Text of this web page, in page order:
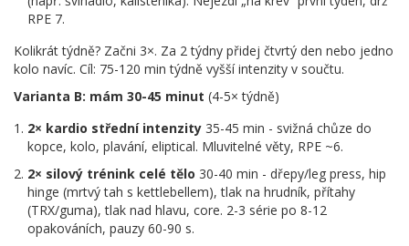
RPE 7.
Kolikrát týdně? Začni 3×. Za 2 týdny přidej čtvrtý den nebo jedno
kolo navíc. Cíl: 75-120 min týdně vyšší intenzity v součtu.
Varianta B: mám 30-45 minut (4-5× týdně)
2× kardio střední intenzity 35-45 min - svižná chůze do
kopce, kolo, plavání, eliptical. Mluvitelné věty, RPE ~6.
2× silový trénink celé tělo 30-40 min - dřepy/leg press, hip
hinge (mrtvý tah s kettlebellem), tlak na hrudník, přítahy
(TRX/guma), tlak nad hlavu, core. 2-3 série po 8-12
opakováních, pauzy 60-90 s.